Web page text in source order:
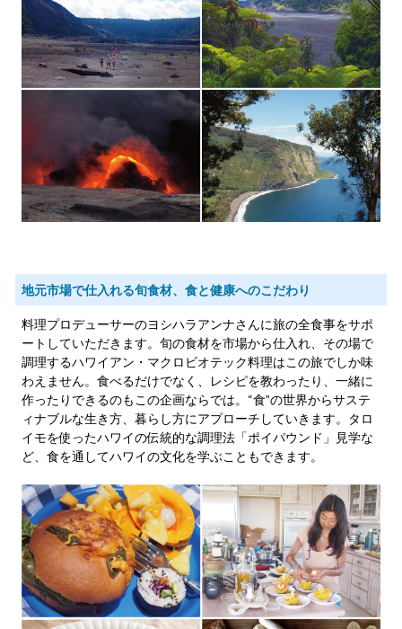
地元市場で仕入れる旬食材、食と健康へのこだわり
料理プロデューサーのヨシハラアンナさんに旅の全食事をサポ
ートしていただきます。旬の食材を市場から仕入れ、その場で
調理するハワイアン・マクロビオテック料理はこの旅でしか味
わえません。食べるだけでなく、レシピを教わったり、一緒に
作ったりできるのもこの企画ならでは。“食”の世界からサステ
ィナブルな生き方、暮らし方にアプローチしていきます。タロ
イモを使ったハワイの伝統的な調理法「ポイパウンド」見学な
ど、食を通してハワイの文化を学ぶこともできます。